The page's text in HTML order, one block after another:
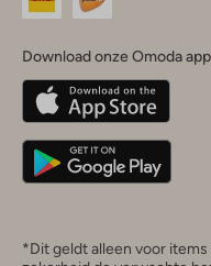
Nederland
Belgique
Deutschland
Download onze Omoda app
*Dit geldt alleen voor